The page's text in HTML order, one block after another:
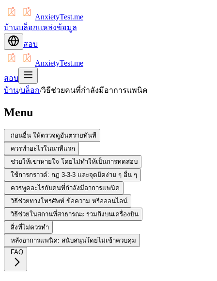
AnxietyTest.me
บ้านบล็อกแหล่งข้อมูล
สอบ
AnxietyTest.me
สอบ
บ้าน/บล็อก/วิธีช่วยคนที่กำลังมีอาการแพนิค
Menu
ก่อนอื่น ให้ตรวจดูอันตรายทันที
ควรทำอะไรในนาทีแรก
ช่วยให้เขาหายใจ โดยไม่ทำให้เป็นการทดสอบ
ใช้การกราวด์: กฎ 3-3-3 และจุดยึดง่าย ๆ อื่น ๆ
ควรพูดอะไรกับคนที่กำลังมีอาการแพนิค
วิธีช่วยทางโทรศัพท์ ข้อความ หรือออนไลน์
วิธีช่วยในสถานที่สาธารณะ รวมถึงบนเครื่องบิน
สิ่งที่ไม่ควรทำ
หลังอาการแพนิค: สนับสนุนโดยไม่เข้าควบคุม
FAQ